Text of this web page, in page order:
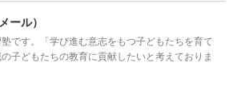
ール）
です。「学び進む意志をもつ子どもたちを育て
子どもたちの教育に貢献したいと考えておりま